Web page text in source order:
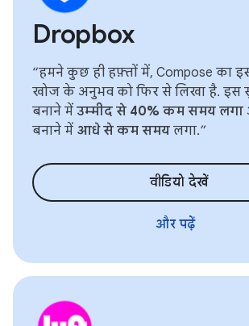
Dropbox
“हमने कुछ ही हफ़्तों में, Compose का
खोज के अनुभव को फिर से लिखा है. इस
बनाने में उम्मीद से 40% कम समय लगा
बनाने में आधे से कम समय लगा.”
वीडियो देखें
और पढ़ें